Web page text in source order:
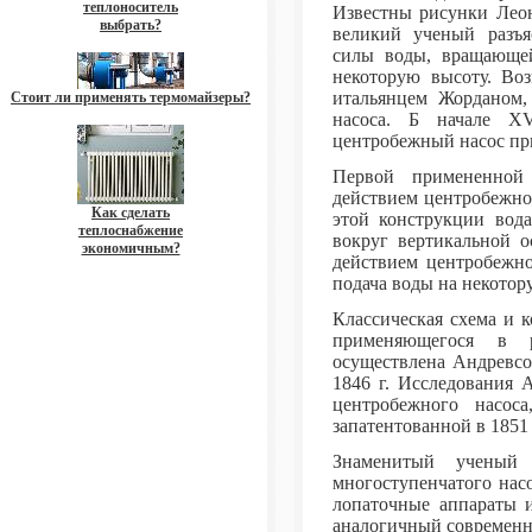
теплоноситель
выбрать?
Стоит ли применять термомайзеры?
Как сделать
теплоснабжение
экономичным?
Известны рисунки
великий ученый
силы воды,
некоторую высоту.
итальянцем
насоса. Б начале
центробежный насос
Первой
действием
этой конструкции
вокруг вертикальной
действием
подача воды на
Классическая схема и
применяющегося в
осуществлена
1846 г. Исследования
центробежного
запатентованной в 1851
Знаменитый ученый
многоступенчатого
лопаточные аппараты
аналогичный